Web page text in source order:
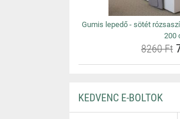
Gumis lepedő - sötét
200
8260 Ft
KEDVENC E-BOLTOK